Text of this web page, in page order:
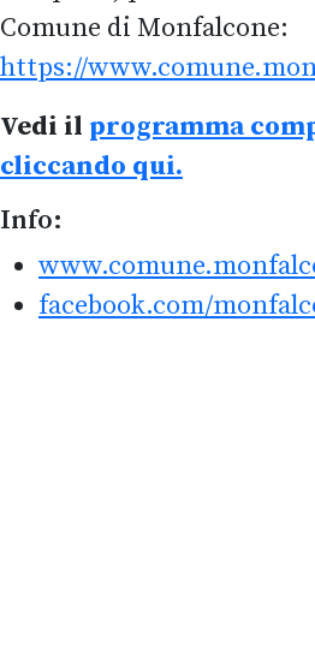
Comune di Monfalcone:
https://
Vedi il programma
cliccando qui.
Info:
facebook.com/